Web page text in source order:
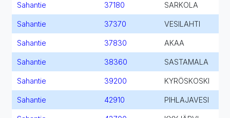
Sahantie 37180 SARKOLA
Sahantie 37370 VESILAHTI
Sahantie 37830 AKAA
Sahantie 38360 SASTAMALA
Sahantie 39200 KYRÖSKOSKI
Sahantie 42910 PIHLAJAVESI